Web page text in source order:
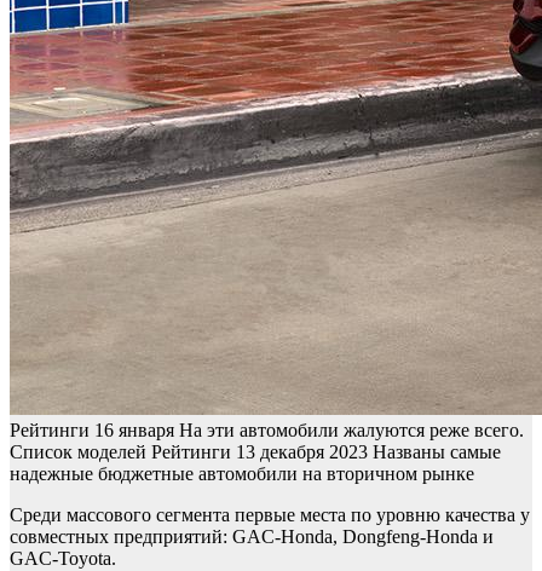
Рейтинги 16 января На эти автомобили жалуются реже всего.
Список моделей Рейтинги 13 декабря 2023 Названы самые
надежные бюджетные автомобили на вторичном рынке
Среди массового сегмента первые места по уровню качества у
совместных предприятий: GAC-Honda, Dongfeng-Honda и
GAC-Toyota.